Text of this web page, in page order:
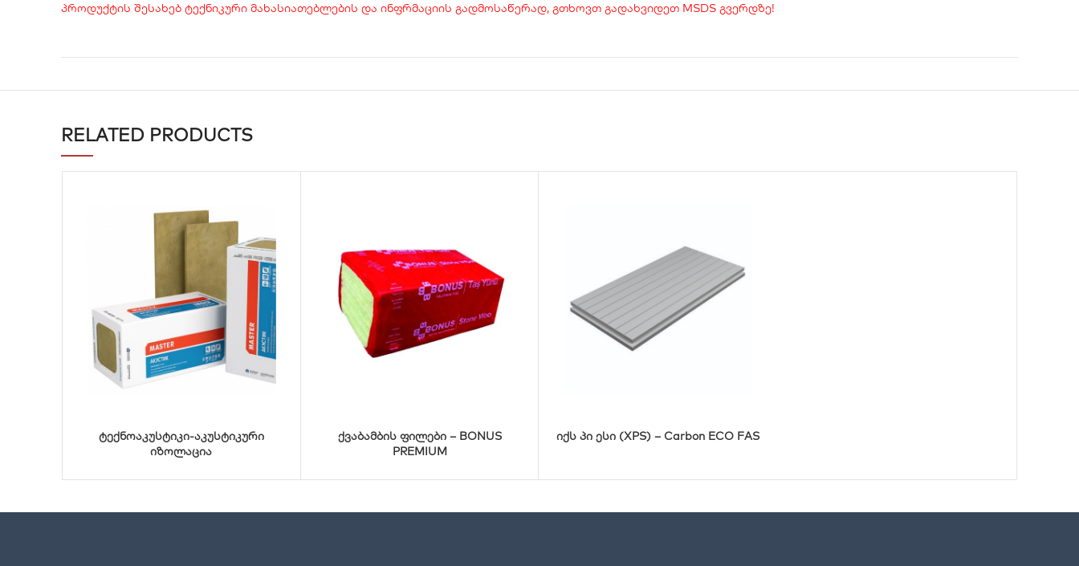
პროდუქტის შესახებ ტექნიკური მახასიათებლების და ინფრმაციის გადმოსაწერად, გთხოვთ გადახვიდეთ MSDS გვერდზე!
RELATED PRODUCTS
ტექნოაკუსტიკი-აკუსტიკური
იზოლაცია
ქვაბამბის ფილები – BONUS
PREMIUM
იქს პი ესი (XPS) – Carbon ECO FAS